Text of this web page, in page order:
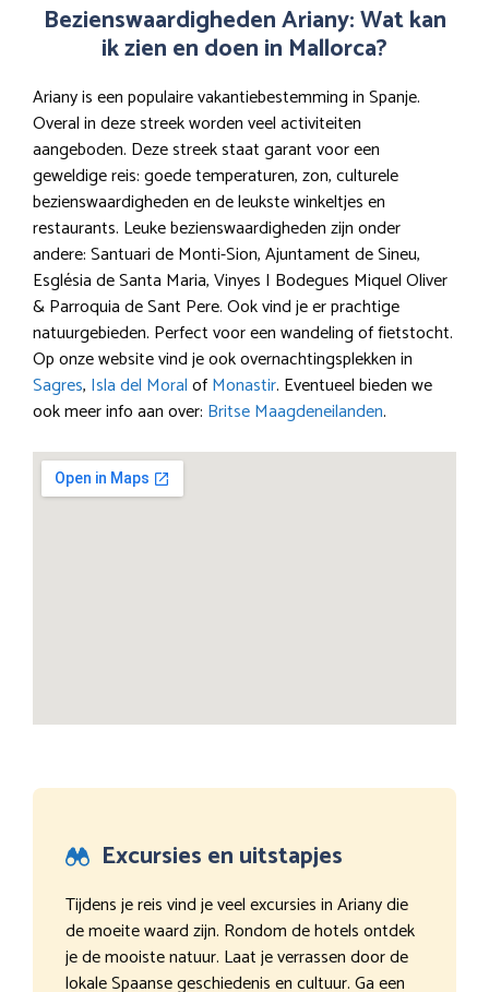
Bezienswaardigheden Ariany: Wat kan
ik zien en doen in Mallorca?
Ariany is een populaire vakantiebestemming in Spanje.
Overal in deze streek worden veel activiteiten
aangeboden. Deze streek staat garant voor een
geweldige reis: goede temperaturen, zon, culturele
bezienswaardigheden en de leukste winkeltjes en
restaurants. Leuke bezienswaardigheden zijn onder
andere: Santuari de Monti-Sion, Ajuntament de Sineu,
Església de Santa Maria, Vinyes I Bodegues Miquel Oliver
& Parroquia de Sant Pere. Ook vind je er prachtige
natuurgebieden. Perfect voor een wandeling of fietstocht.
Op onze website vind je ook overnachtingsplekken in
Sagres, Isla del MoralofMonastir. Eventueel bieden we
ook meer info aan over: Britse Maagdeneilanden.
Excursies en uitstapjes
Tijdens je reis vind je veel excursies in Ariany die
de moeite waard zijn. Rondom de hotels ontdek
je de mooiste natuur. Laat je verrassen door de
lokale Spaanse geschiedenis en cultuur. Ga een